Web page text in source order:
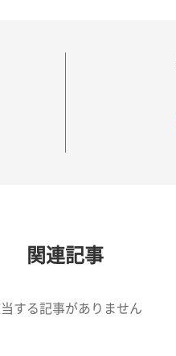
関連記事
する記事がありません